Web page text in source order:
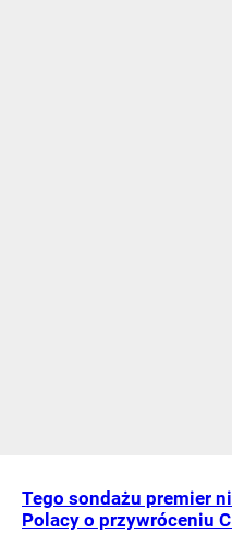
Tego sondażu premier
Polacy o przywróceniu